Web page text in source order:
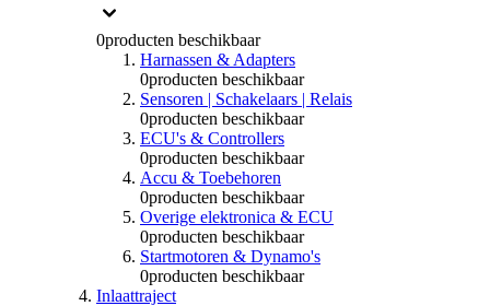
0producten beschikbaar
Harnassen & Adapters
0producten beschikbaar
Sensoren | Schakelaars | Relais
0producten beschikbaar
ECU's & Controllers
0producten beschikbaar
Accu & Toebehoren
0producten beschikbaar
Overige elektronica & ECU
0producten beschikbaar
Startmotoren & Dynamo's
0producten beschikbaar
Inlaattraject